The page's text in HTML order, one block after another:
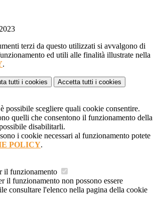
terzi da questo utilizzati si avvalgono di
ed utili alle finalità illustrate nella
.
tutti i cookies Accetta tutti i cookies
possibile scegliere quali cookie consentire.
quelli che consentono il funzionamento della
disabilitarli.
i cookie necessari al funzionamento potete
POLICY.
il funzionamento
il funzionamento non possono essere
consultare l'elenco nella pagina della cookie